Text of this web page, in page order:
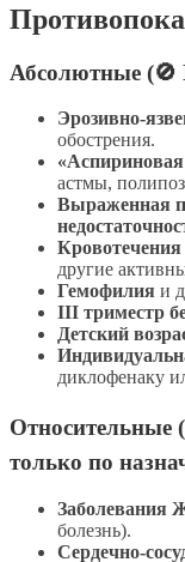
Абсолютные (🚫
Эрозивно-
обострения.
астмы,
Выраженная
другие
Гемофилия и
III триместр
Детский
диклофенаку
Относительные
только по
Заболевания
болезнь).
Сердечно-